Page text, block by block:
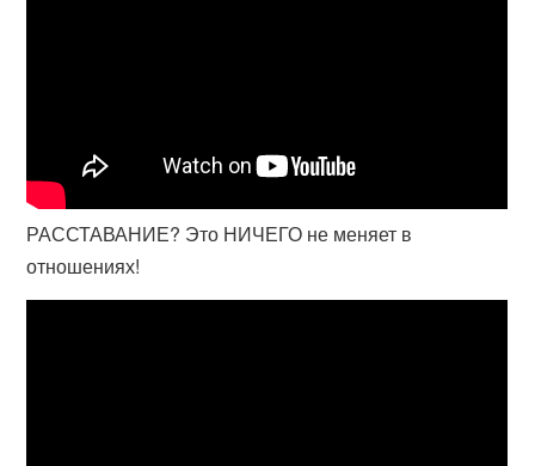
РАССТАВАНИЕ? Это НИЧЕГО не меняет в
отношениях!